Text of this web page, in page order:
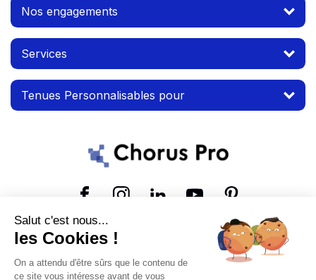
Nos engagements
Services
Tenues Personnalisables pour
© 2026 MTP. Tous droits réservés.
Conditions d'utilisation Mentions légales
Salut c'est nous...
les Cookies !
On a attendu d'être sûrs que le contenu de
ce site vous intéresse avant de vous